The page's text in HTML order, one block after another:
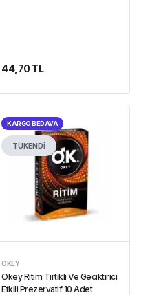
44,70 TL
KARGO BEDAVA
TÜKENDİ
OKEY
Okey Ritim Tırtıklı Ve Geciktirici
Etkili Prezervatif 10 Adet